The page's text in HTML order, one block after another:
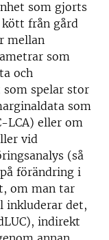
som gjorts
från gård
mellan
som
och
spelar stor
som
LCA) eller om
vid
(så
förändring i
om man tar
inkluderar det,
indirekt